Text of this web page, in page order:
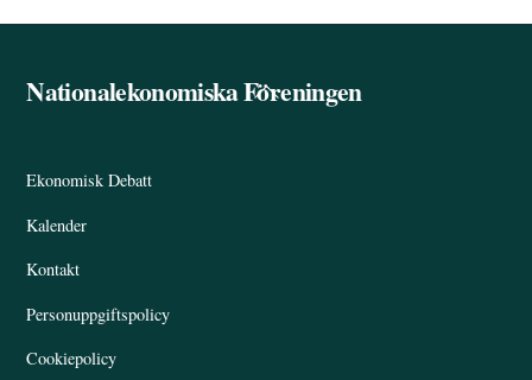
Back
Nationalekonomiska Föreningen
Ekonomisk Debatt
Kalender
Kontakt
Personuppgiftspolicy
Cookiepolicy